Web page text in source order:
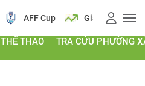
AFF Cup Giá vàng
THỂ THAO TRA CỨU PHƯỜNG